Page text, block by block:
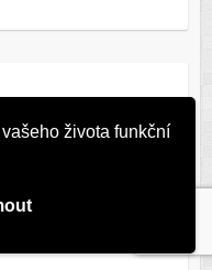
života funkční